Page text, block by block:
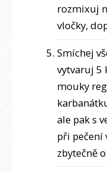
rozmixuj
vločky,
Smíchej
vytvaruj 5
mouky
ale pak s
při pečení
zbytečně